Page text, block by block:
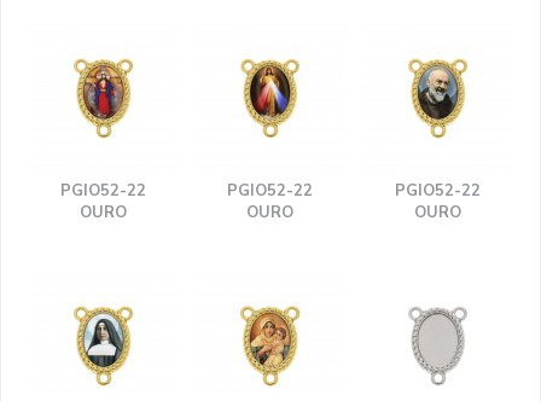
PGIO52-22
OURO
PGIO52-22
OURO
PGIO52-22
OURO